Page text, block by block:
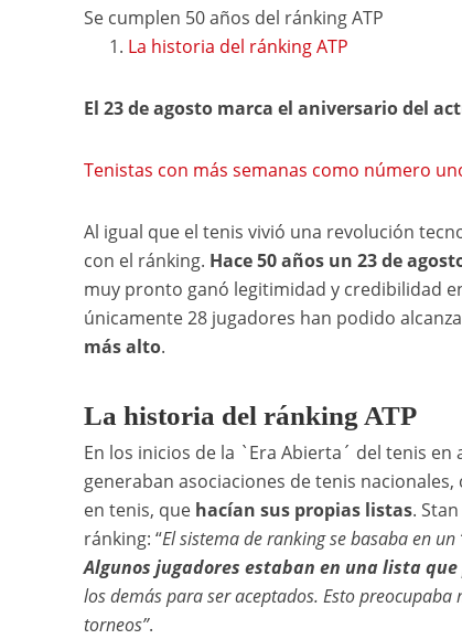
Se cumplen 50 años del ránking ATP
La historia del ránking ATP
El 23 de agosto marca el aniversario del
Tenistas con más semanas como número
Al igual que el tenis vivió una revolución
con el ránking. Hace 50 años un 23 de
muy pronto ganó legitimidad y credibilidad
únicamente 28 jugadores han podido
más alto.
La historia del ránking ATP
En los inicios de la `Era Abierta´ del tenis
generaban asociaciones de tenis
en tenis, que hacían sus propias listas.
ránking: “El sistema de ranking se basaba en
Algunos jugadores estaban en una lista
los demás para ser aceptados. Esto
torneos”.